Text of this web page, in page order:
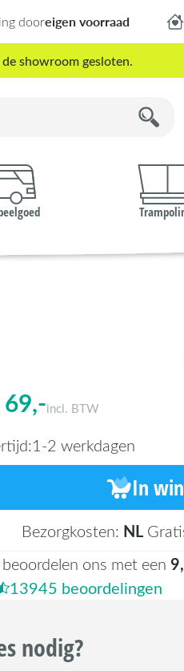
dooreigen voorraad
showroom gesloten.
incl. BTW
1-2 werkdagen
In
Bezorgkosten: NL
ons met een
13945 beoordelingen
nodig?